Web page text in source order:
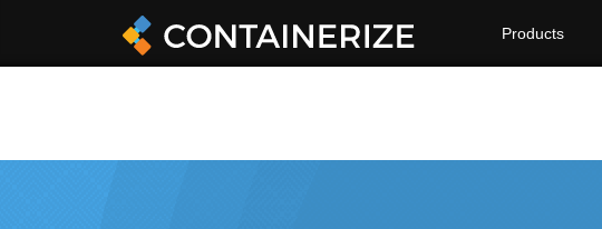
Products